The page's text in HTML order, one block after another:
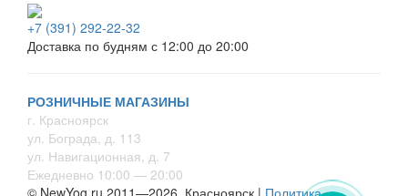
+7 (391) 292-22-32
Доставка по будням с 12:00 до 20:00
РОЗНИЧНЫЕ МАГАЗИНЫ
г. Красноярск
ул. Бограда, д. 113
ул. Навигационная, д. 7
Ежедневно 10:00 — 20:00